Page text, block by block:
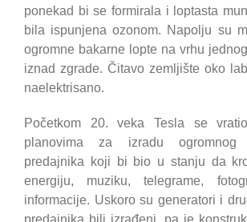
ponekad bi se formirala i loptasta
bila ispunjena ozonom. Napolju su
ogromne bakarne lopte na vrhu
iznad zgrade. Čitavo zemljište oko
naelektrisano.
Početkom 20. veka Tesla se
planovima za izradu ogromnog
predajnika koji bi bio u stanju da
energiju, muziku, telegrame,
informacije. Uskoro su generatori i